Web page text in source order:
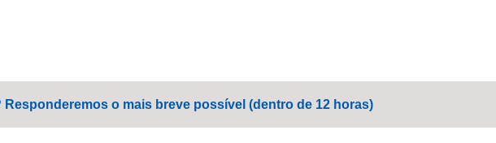
o mais breve possível (dentro de 12 horas)